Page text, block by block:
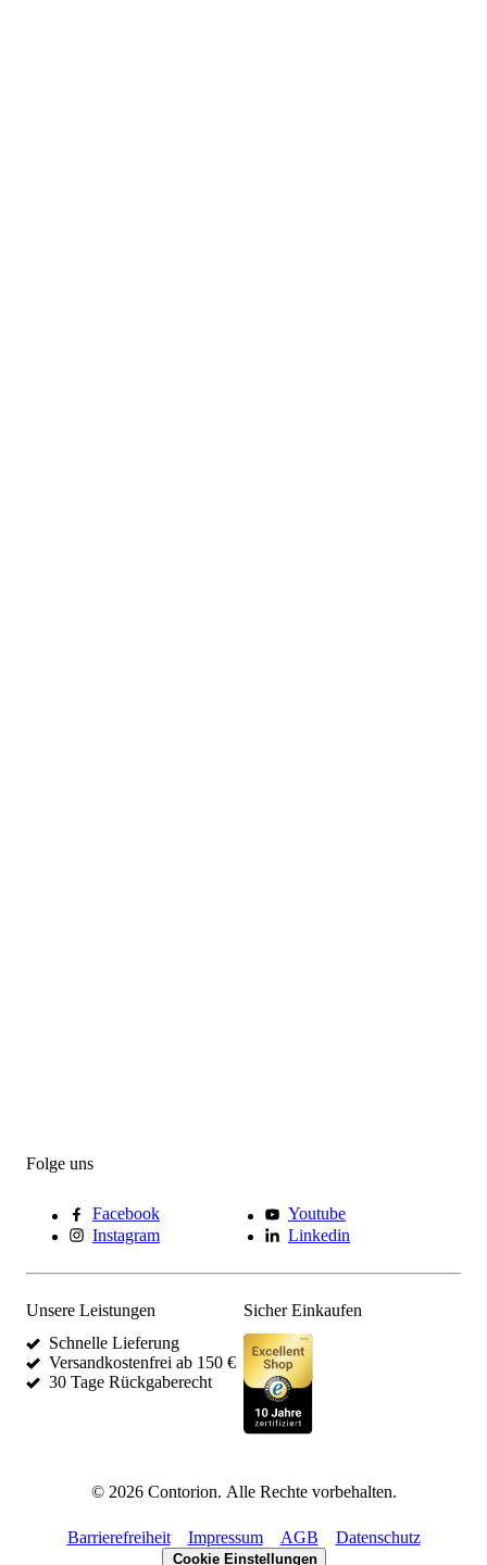
Folge uns
Facebook
Youtube
Instagram
Linkedin
Unsere Leistungen
Schnelle Lieferung
Versandkostenfrei ab 150 €
30 Tage Rückgaberecht
Sicher Einkaufen
© 2026Contorion. Alle Rechte vorbehalten.
Barrierefreiheit Impressum AGB Datenschutz
Cookie Einstellungen